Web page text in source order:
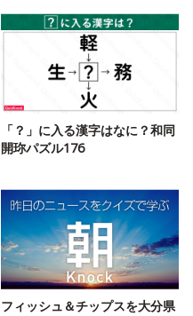
「？」に入る漢字はなに？和同
開珎パズル176
フィッシュ＆チップスを大分県